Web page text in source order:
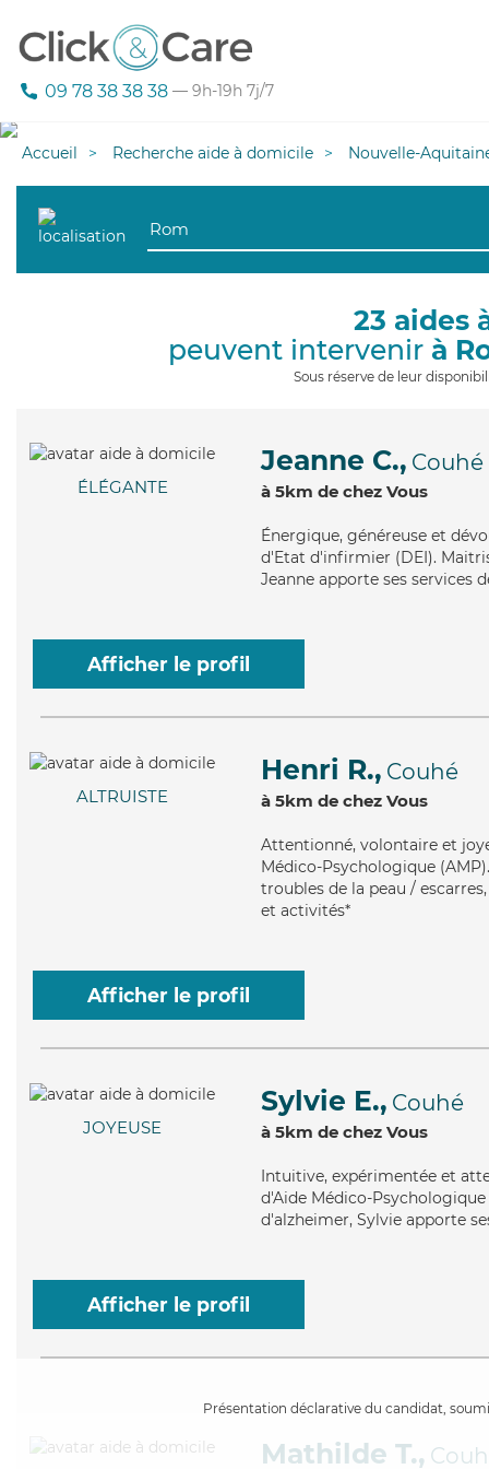
09 78 38 38 38 — 9h-19h 7j/7
Accueil Recherche aide à domicile Nouvelle-
23 aides
peuvent intervenir à
Sous réserve de leur
ÉLÉGANTE
Jeanne C., Couhé
à 5km de chez Vous
Énergique, généreuse et
d'Etat d'infirmier (DEI).
Jeanne apporte ses services
Afficher le profil
ALTRUISTE
Henri R., Couhé
à 5km de chez Vous
Attentionné, volontaire et
Médico-Psychologique
troubles de la peau /
et activités*
Afficher le profil
JOYEUSE
Sylvie E., Couhé
à 5km de chez Vous
Intuitive, expérimentée et
d'Aide Médico-
d'alzheimer, Sylvie apporte
Afficher le profil
Présentation déclarative du candidat,
Mathilde T.,